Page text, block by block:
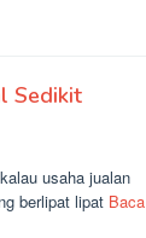
Sedikit
usaha jualan
berlipat lipat Baca